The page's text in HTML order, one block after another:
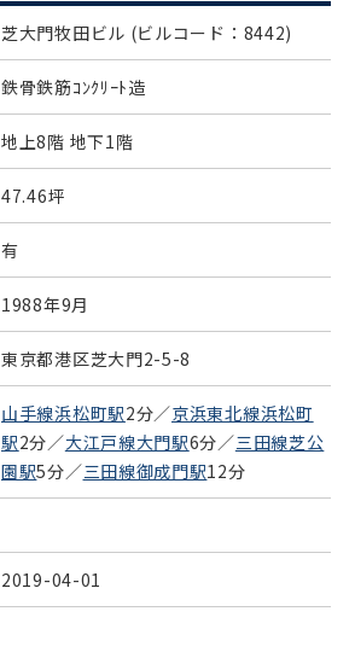
芝大門牧田ビル (ビルコード：8442)
鉄骨鉄筋ｺﾝｸﾘｰﾄ造
地上8階 地下1階
47.46坪
有
1988年9月
東京都港区芝大門2-5-8
山手線浜松町駅2分／京浜東北線浜松町
駅2分／大江戸線大門駅6分／三田線芝公
園駅5分／三田線御成門駅12分
2019-04-01